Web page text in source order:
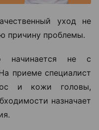
уход не
причину проблемы.
начинается не с
приеме специалист
и кожи головы,
назначает